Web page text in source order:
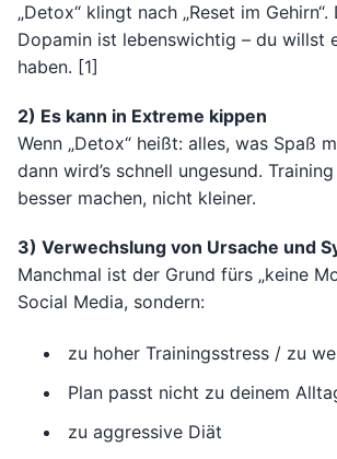
„Detox“ klingt nach „Reset im
Dopamin ist lebenswichtig – du willst
haben. [1]
2) Es kann in Extreme kippen
Wenn „Detox“ heißt: alles, was Spaß
dann wird’s schnell ungesund.
besser machen, nicht kleiner.
3) Verwechslung von Ursache und
Manchmal ist der Grund fürs „keine
Social Media, sondern:
zu hoher Trainingsstress / zu
Plan passt nicht zu deinem
zu aggressive Diät